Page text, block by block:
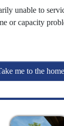
unable to
or capacity
me to the